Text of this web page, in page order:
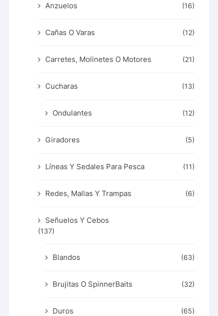
Anzuelos (16)
Cañas O Varas (12)
Carretes, Molinetes O Motores (21)
Cucharas (13)
Ondulantes (12)
Giradores (5)
Líneas Y Sedales Para Pesca (11)
Redes, Mallas Y Trampas (6)
Señuelos Y Cebos
(137)
Blandos (63)
Brujitas O SpinnerBaits (32)
Duros (65)